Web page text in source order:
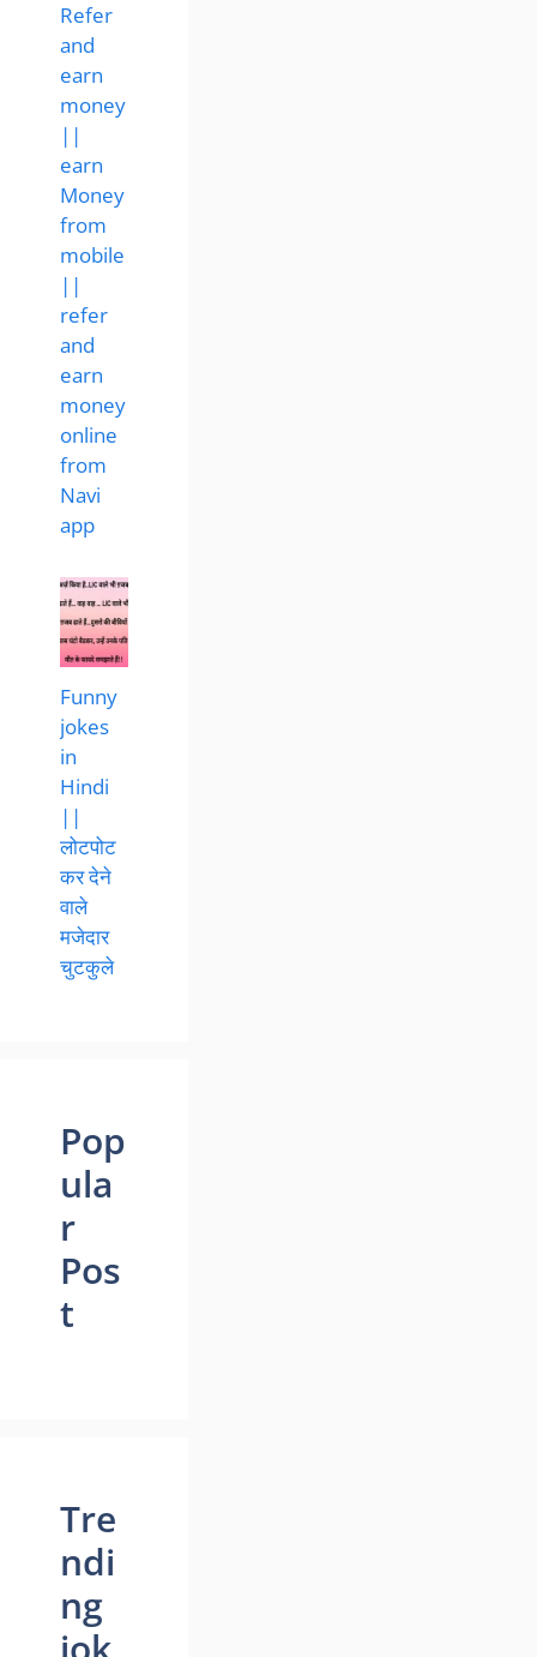
Refer
and
earn
money
||
earn
Money
from
mobile
||
refer
and
earn
money
online
from
Navi
app
Funny
jokes
in
Hindi
||
लोटपोट
कर देने
वाले
मजेदार
चुटकुले
Pop
ula
r
Pos
t
Tre
ndi
ng